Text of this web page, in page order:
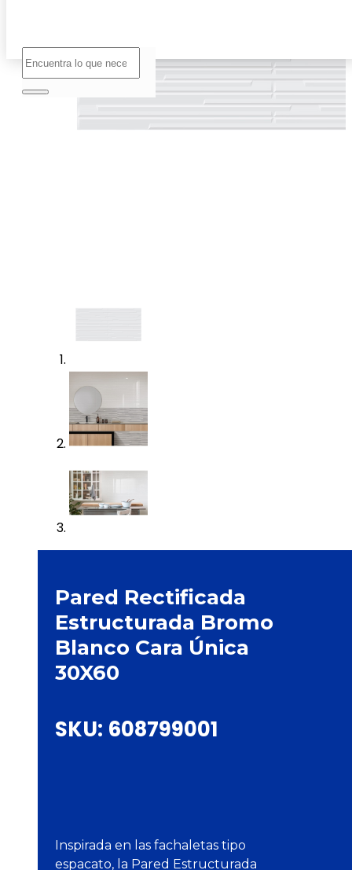
Buscar
Pared Rectificada
Estructurada Bromo
Blanco Cara Única
30X60
SKU: 608799001
Inspirada en las fachaletas tipo
espacato, la Pared Estructurada